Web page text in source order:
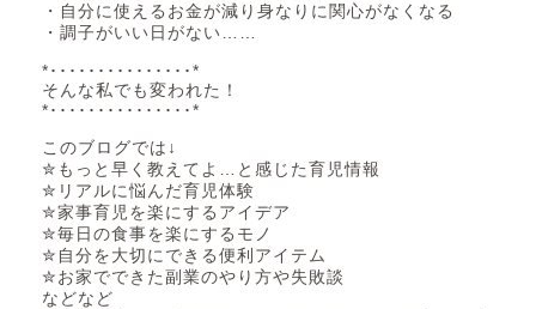
・自分に使えるお金が減り身なりに関心がなくなる
・調子がいい日がない……
*･･･････････････*
そんな私でも変われた！
*･･･････････････*
このブログでは↓
✮もっと早く教えてよ…と感じた育児情報
✮リアルに悩んだ育児体験
✮家事育児を楽にするアイデア
✮毎日の食事を楽にするモノ
✮自分を大切にできる便利アイテム
✮お家でできた副業のやり方や失敗談
などなど